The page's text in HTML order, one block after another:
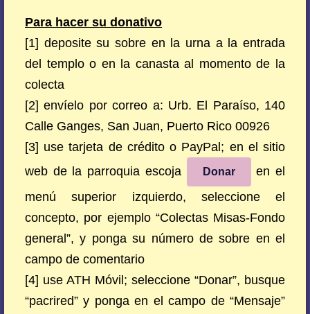
Para hacer su donativo
[1] deposite su sobre en la urna a la entrada
del templo o en la canasta al momento de la
colecta
[2] envíelo por correo a: Urb. El Paraíso, 140
Calle Ganges, San Juan, Puerto Rico 00926
[3] use tarjeta de crédito o PayPal; en el sitio
web de la parroquia escoja
Donar
en el
menú superior izquierdo, seleccione el
concepto, por ejemplo “Colectas Misas-Fondo
general”, y ponga su número de sobre en el
campo de comentario
[4] use ATH Móvil; seleccione “Donar”, busque
“pacrired” y ponga en el campo de “Mensaje”